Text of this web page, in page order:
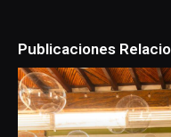
Publicaciones